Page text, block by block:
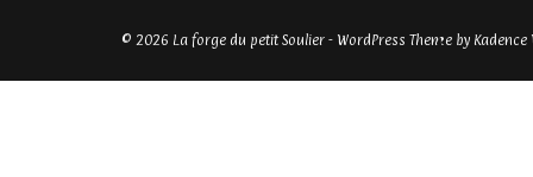
© 2026 La forge du petit Soulier - WordPress Theme by Kadence